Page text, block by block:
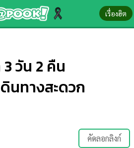
เรื่องฮิต
3 วัน 2 คืน
นทางสะดวก
คัดลอกลิงก์